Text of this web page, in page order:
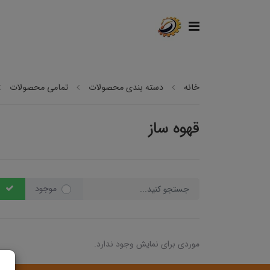
خانه دسته بندی محصولات تمامی محصولات
قهوه ساز
موجود
موردی برای نمایش وجود ندارد.